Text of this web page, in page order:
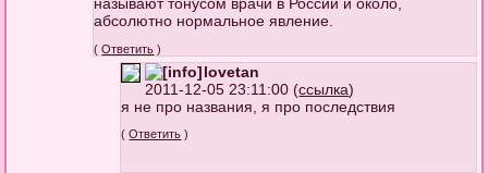
называют тонусом врачи в России и около,
абсолютно нормальное явление.
(Ответить )
lovetan
2011-12-05 23:11:00 (ссылка)
я не про названия, я про последствия
(Ответить )